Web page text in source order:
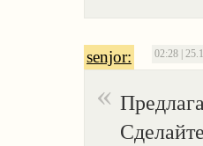
senjor: 02:28 |